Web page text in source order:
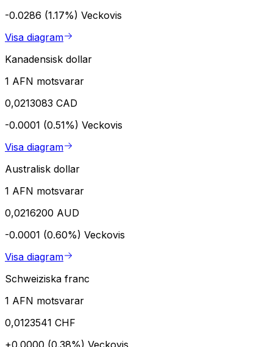
-0.0286 (1.17%) Veckovis
Visa diagram
Kanadensisk dollar
1 AFN motsvarar
0,0213083 CAD
-0.0001 (0.51%) Veckovis
Visa diagram
Australisk dollar
1 AFN motsvarar
0,0216200 AUD
-0.0001 (0.60%) Veckovis
Visa diagram
Schweiziska franc
1 AFN motsvarar
0,0123541 CHF
+0.0000 (0.38%) Veckovis